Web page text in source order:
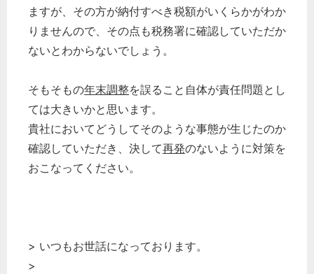
ますが、その方が納付すべき税額がいくらかがわか
りませんので、その点も税務署に確認していただか
ないとわからないでしょう。
そもそもの年末調整を誤ること自体が責任問題とし
ては大きいかと思います。
貴社においてどうしてそのような事態が生じたのか
確認していただき、決して再発のないように対策を
おこなってください。
> いつもお世話になっております。
>